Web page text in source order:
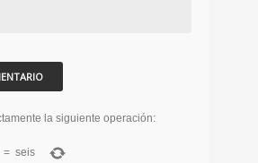
la siguiente operación:
= seis